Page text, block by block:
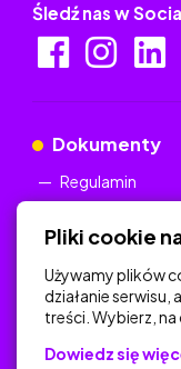
Śledź nas w
Dokumenty
Regulamin
Na skróty
Polityka
Pliki cookie
Używamy plików
działanie serwisu,
treści. Wybierz, na
Dowiedz się